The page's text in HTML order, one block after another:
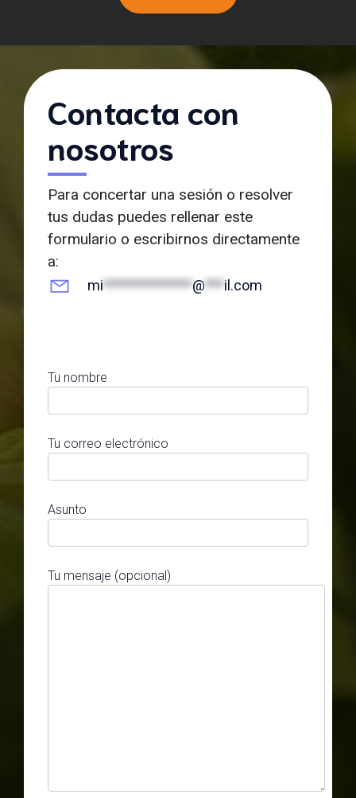
Contacta con
nosotros
Para concertar una sesión o resolver
tus dudas puedes rellenar este
formulario o escribirnos directamente
a:
mi**************@***il.com
Tu nombre
Tu correo electrónico
Asunto
Tu mensaje (opcional)